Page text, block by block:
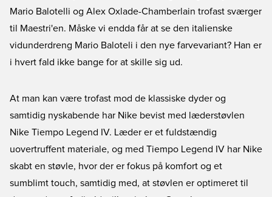
Mario Balotelli og Alex Oxlade-Chamberlain trofast sværger
til Maestri'en. Måske vi endda får at se den italienske
vidunderdreng Mario Baloteli i den nye farvevariant? Han er
i hvert fald ikke bange for at skille sig ud.
At man kan være trofast mod de klassiske dyder og
samtidig nyskabende har Nike bevist med læderstøvlen
Nike Tiempo Legend IV. Læder er et fuldstændig
uovertruffent materiale, og med Tiempo Legend IV har Nike
skabt en støvle, hvor der er fokus på komfort og et
sumblimt touch, samtidig med, at støvlen er optimeret til